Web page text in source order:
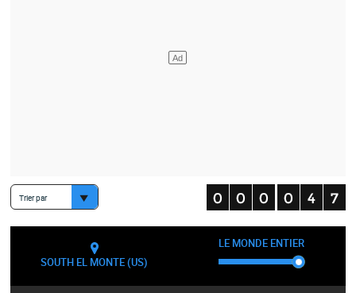
Trier par
SOUTH EL MONTE (US)
LE MONDE ENTIER